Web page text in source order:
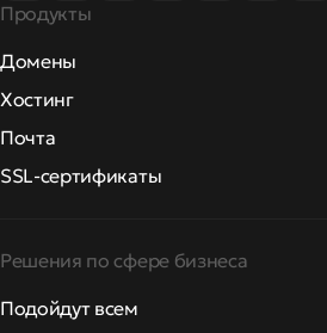
Продукты
Домены
Хостинг
Почта
SSL-сертификаты
Решения по сфере бизнеса
Подойдут всем